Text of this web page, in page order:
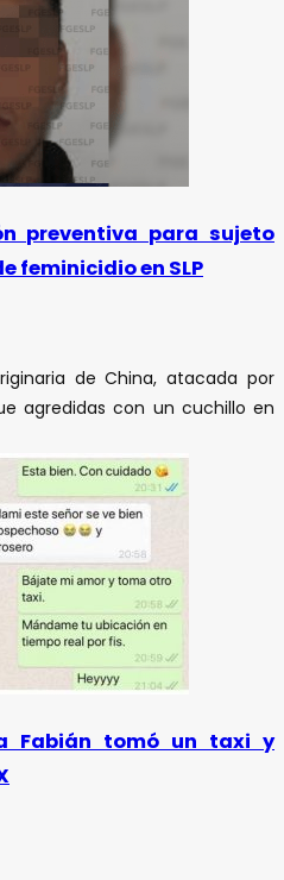
preventiva para sujeto
feminicidio en SLP
de China, atacada por
agredidas con un cuchillo en
Fabián tomó un taxi y